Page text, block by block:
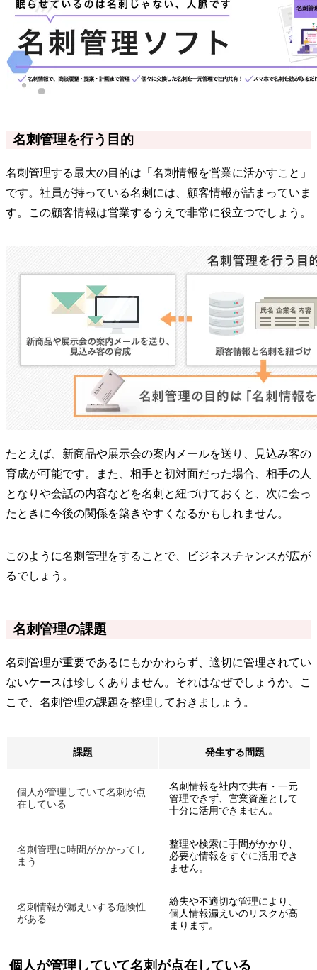
名刺管理を行う目的
名刺管理する最大の目的は「名刺情報を営業に活かすこと」
です。社員が持っている名刺には、顧客情報が詰まっていま
す。この顧客情報は営業するうえで非常に役立つでしょう。
たとえば、新商品や展示会の案内メールを送り、見込み客の
育成が可能です。また、相手と初対面だった場合、相手の人
となりや会話の内容などを名刺と紐づけておくと、次に会っ
たときに今後の関係を築きやすくなるかもしれません。
このように名刺管理をすることで、ビジネスチャンスが広が
るでしょう。
名刺管理の課題
名刺管理が重要であるにもかかわらず、適切に管理されてい
ないケースは珍しくありません。それはなぜでしょうか。こ
こで、名刺管理の課題を整理しておきましょう。
課題 発生する問題
個人が管理していて名刺が点
在している
名刺情報を社内で共有・一元
管理できず、営業資産として
十分に活用できません。
名刺管理に時間がかかってし
まう
整理や検索に手間がかかり、
必要な情報をすぐに活用でき
ません。
名刺情報が漏えいする危険性
がある
紛失や不適切な管理により、
個人情報漏えいのリスクが高
まります。
個人が管理していて名刺が点在している